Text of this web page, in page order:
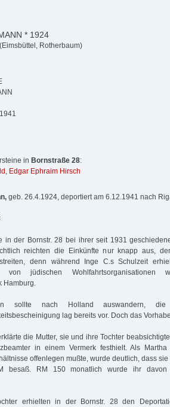
* 1924
Rotherbaum)
in Bornstraße 28:
, Edgar Ephraim Hirsch
geb. 26.4.1924, deportiert am 6.12.1941 nach
in der Bornstr. 28 bei ihrer seit 1931
reichten die Einkünfte nur knapp aus,
denn während Inge C.s Schulzeit
von jüdischen Wohlfahrtsorganisationen
Hamburg.
sollte nach Holland auswandern, die
lag bereits vor. Doch das
die Mutter, sie und ihre Tochter
in einem Vermerk festhielt. Als
offenlegen mußte, wurde deutlich, dass
besaß. RM 150 monatlich wurde ihr davon
erhielten in der Bornstr. 28 den